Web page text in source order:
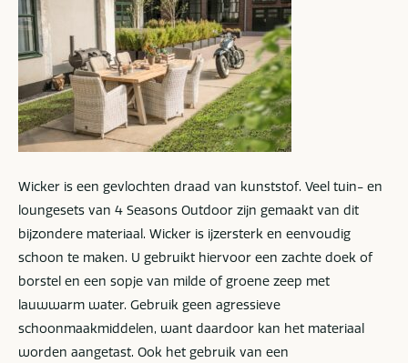
Wicker is een gevlochten draad van kunststof. Veel tuin- en
loungesets van 4 Seasons Outdoor zijn gemaakt van dit
bijzondere materiaal. Wicker is ijzersterk en eenvoudig
schoon te maken. U gebruikt hiervoor een zachte doek of
borstel en een sopje van milde of groene zeep met
lauwwarm water. Gebruik geen agressieve
schoonmaakmiddelen, want daardoor kan het materiaal
worden aangetast. Ook het gebruik van een